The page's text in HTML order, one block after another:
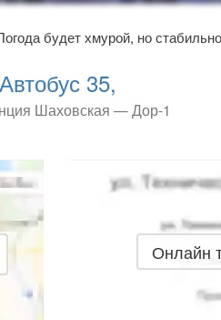
будет хмурой, но
Автобус 35,
Шаховская — Дор-1
Онлайн